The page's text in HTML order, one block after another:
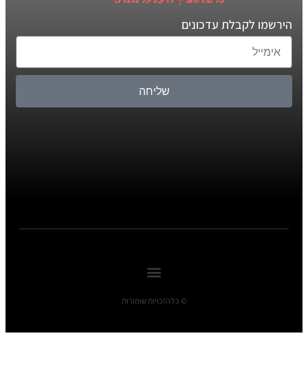
הירשמו לקבלת עדכונים
שליחה
© כל הזכויות שומורות